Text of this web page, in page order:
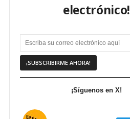
electrónico!
¡Síguenos en X!